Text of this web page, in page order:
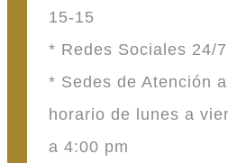
15-15
* Redes Sociales 24/7
* Sedes de Atención
horario de lunes a
a 4:00 pm